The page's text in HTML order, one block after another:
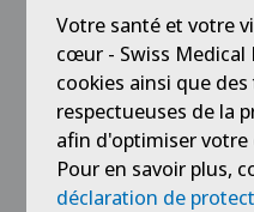
Expérience
Depuis 2008
Médecin répondant
Clinique Générale-
Conseil médical
Votre santé et votre
cœur - Swiss
cookies ainsi que
respectueuses de la
afin d'optimiser votre
Pour en savoir plus,
déclaration de